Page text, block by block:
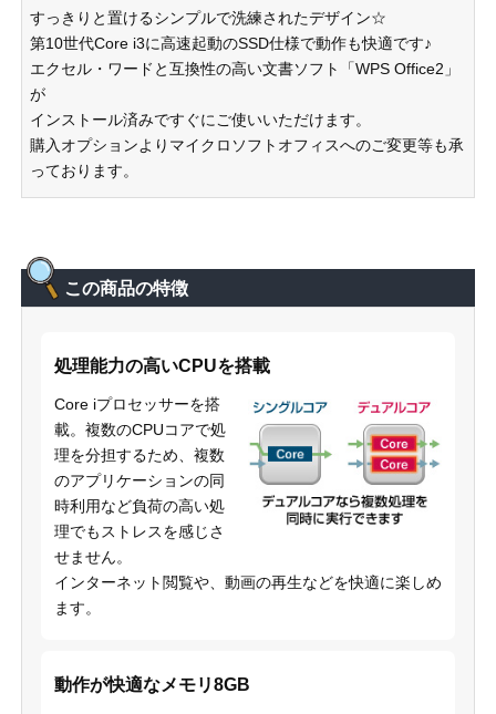
すっきりと置けるシンプルで洗練されたデザイン☆
第10世代Core i3に高速起動のSSD仕様で動作も快適です♪
エクセル・ワードと互換性の高い文書ソフト「WPS Office2」
が
インストール済みですぐにご使いいただけます。
購入オプションよりマイクロソフトオフィスへのご変更等も承
っております。
この商品の特徴
処理能力の高いCPUを搭載
Core iプロセッサーを搭
載。複数のCPUコアで処
理を分担するため、複数
のアプリケーションの同
時利用など負荷の高い処
理でもストレスを感じさ
せません。
インターネット閲覧や、動画の再生などを快適に楽しめ
ます。
動作が快適なメモリ8GB